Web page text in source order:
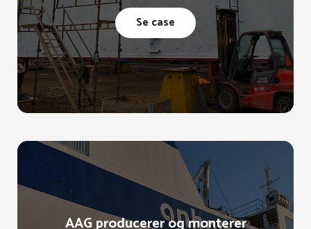
Se case
AAG producerer og monterer